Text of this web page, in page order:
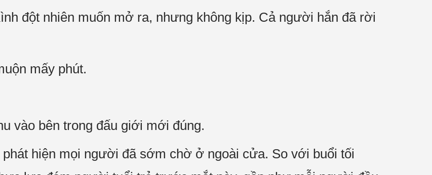
đột nhiên muốn mở ra, nhưng không kịp. Cả người hắn đã rời
mấy phút.
vào bên trong đấu giới mới đúng.
hiện mọi người đã sớm chờ ở ngoài cửa. So với buổi tối